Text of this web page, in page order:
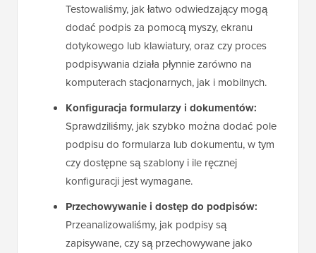
Testowaliśmy, jak łatwo odwiedzający mogą
dodać podpis za pomocą myszy, ekranu
dotykowego lub klawiatury, oraz czy proces
podpisywania działa płynnie zarówno na
komputerach stacjonarnych, jak i mobilnych.
Konfiguracja formularzy i dokumentów:
Sprawdziliśmy, jak szybko można dodać pole
podpisu do formularza lub dokumentu, w tym
czy dostępne są szablony i ile ręcznej
konfiguracji jest wymagane.
Przechowywanie i dostęp do podpisów:
Przeanalizowaliśmy, jak podpisy są
zapisywane, czy są przechowywane jako